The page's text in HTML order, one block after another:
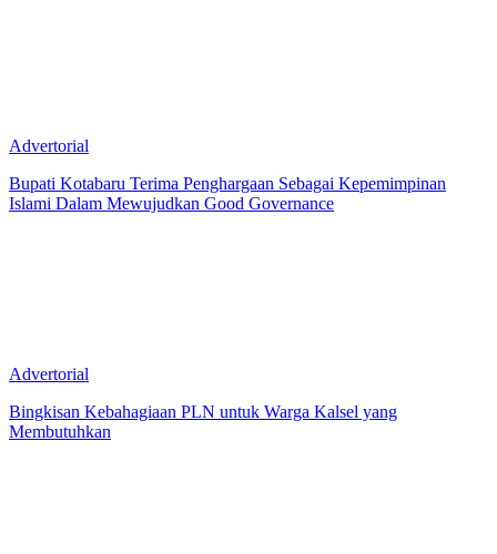
Advertorial
Bupati Kotabaru Terima Penghargaan Sebagai Kepemimpinan
Islami Dalam Mewujudkan Good Governance
Advertorial
Bingkisan Kebahagiaan PLN untuk Warga Kalsel yang
Membutuhkan